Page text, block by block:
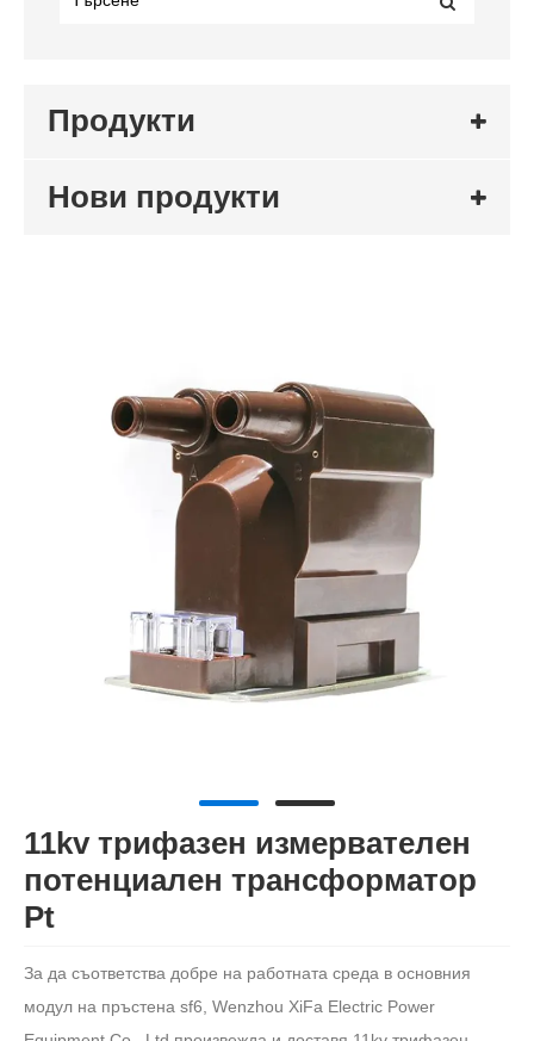
Продукти
Нови продукти
11kv трифазен измервателен
потенциален трансформатор
Pt
За да съответства добре на работната среда в основния
модул на пръстена sf6, Wenzhou XiFa Electric Power